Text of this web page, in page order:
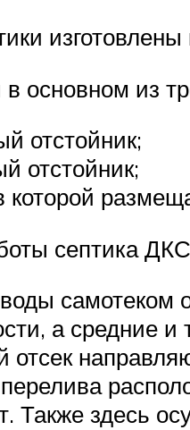
основном из
отстойник;
отстойник;
которой
септика
самотеком
а средние
отсек
Также здесь